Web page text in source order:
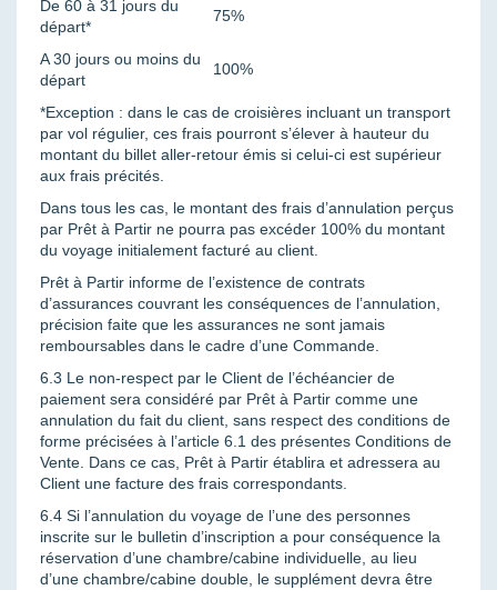
De 60 à 31 jours du
départ*
75%
A 30 jours ou moins du
départ
100%
*Exception : dans le cas de croisières incluant un transport
par vol régulier, ces frais pourront s’élever à hauteur du
montant du billet aller-retour émis si celui-ci est supérieur
aux frais précités.
Dans tous les cas, le montant des frais d’annulation perçus
par Prêt à Partir ne pourra pas excéder 100% du montant
du voyage initialement facturé au client.
Prêt à Partir informe de l’existence de contrats
d’assurances couvrant les conséquences de l’annulation,
précision faite que les assurances ne sont jamais
remboursables dans le cadre d’une Commande.
6.3 Le non-respect par le Client de l’échéancier de
paiement sera considéré par Prêt à Partir comme une
annulation du fait du client, sans respect des conditions de
forme précisées à l’article 6.1 des présentes Conditions de
Vente. Dans ce cas, Prêt à Partir établira et adressera au
Client une facture des frais correspondants.
6.4 Si l’annulation du voyage de l’une des personnes
inscrite sur le bulletin d’inscription a pour conséquence la
réservation d’une chambre/cabine individuelle, au lieu
d’une chambre/cabine double, le supplément devra être